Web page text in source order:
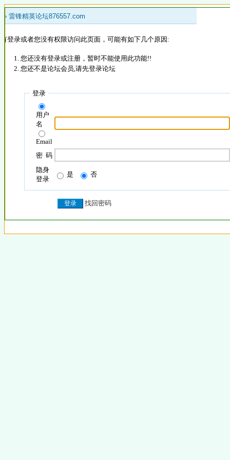
» 雷锋精英论坛876557.com
登录或者您没有权限访问此页面，可能有如下几个原因:
您还没有登录或注册，暂时不能使用此功能!!
您还不是论坛会员,请先登录论坛
登录
用户
名
Email
密 码
隐身
登录
是 否
找回密码